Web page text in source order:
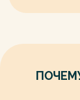
семьях
В советский
детей в
детей в семьях
В 1942 году
воспитание в